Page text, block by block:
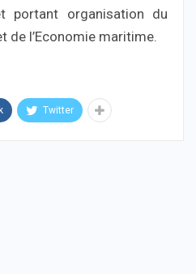
organisation du
de l’Economie maritime.
Twitter